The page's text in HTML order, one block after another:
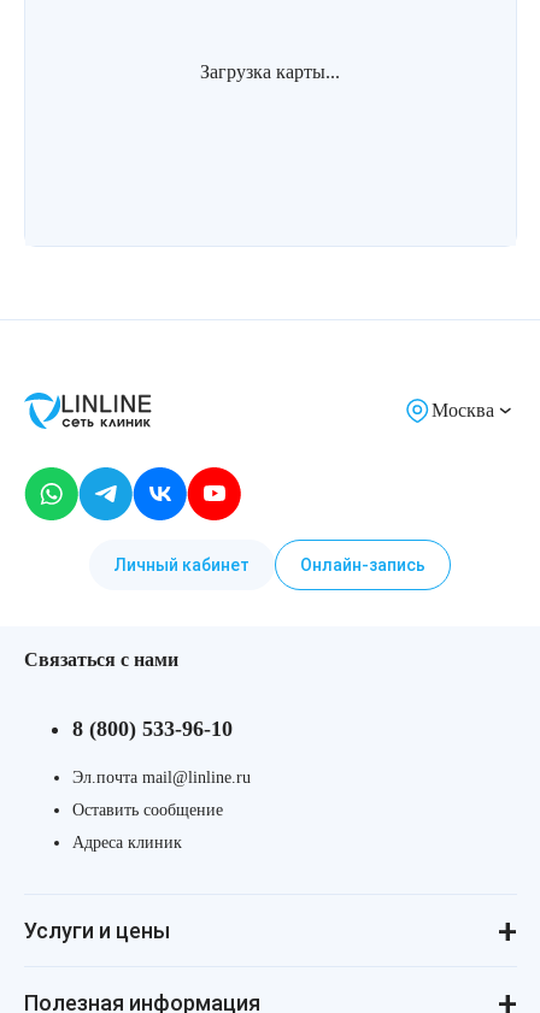
Загрузка карты...
Москва
Личный кабинет Онлайн-запись
Связаться с нами
8 (800) 533-96-10
Эл.почта mail@linline.ru
Оставить сообщение
Адреса клиник
Услуги и цены
Консультации
Уход за лицом и телом
Лечение алопеции
ДНК-тестирование
Полезная информация